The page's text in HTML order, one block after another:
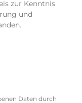
zur Kenntnis
und
Daten durch